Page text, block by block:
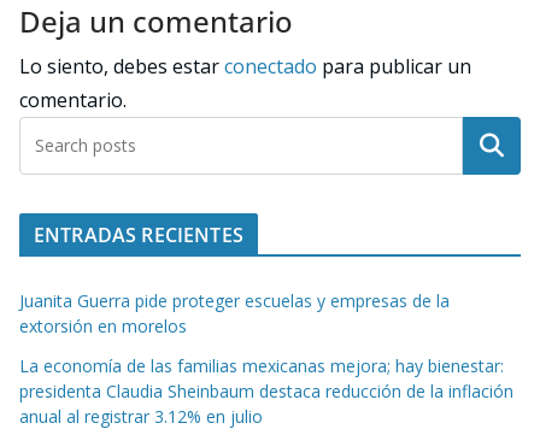
Deja un comentario
Lo siento, debes estarconectado para publicar un
comentario.
Buscar
ENTRADAS RECIENTES
Juanita Guerra pide proteger escuelas y empresas de la
extorsión en morelos
La economía de las familias mexicanas mejora; hay bienestar:
presidenta Claudia Sheinbaum destaca reducción de la inflación
anual al registrar 3.12% en julio